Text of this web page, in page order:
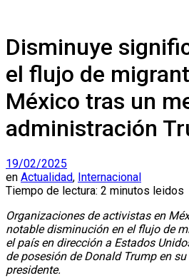
Disminuye
el flujo de
México tras un
administración
19/02/2025
en Actualidad, Internacional
Tiempo de lectura: 2 minutos leidos
Organizaciones de activistas en
notable disminución en el flujo de
el país en dirección a Estados
de posesión de Donald Trump en
presidente.